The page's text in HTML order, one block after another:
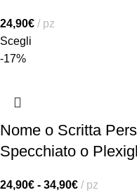
24,90€
pz
Scegli
-17%
Nome o Scritta
Specchiato o
24,90€ - 34,90€
pz